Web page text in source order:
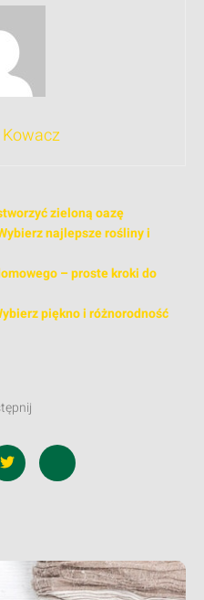
zieloną oazę
najlepsze rośliny i
– proste kroki do
piękno i różnorodność